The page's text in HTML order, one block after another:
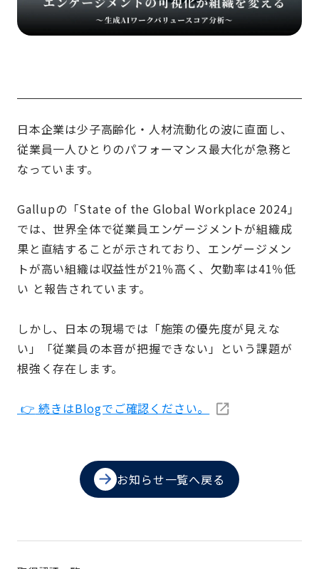
日本企業は少子高齢化・人材流動化の波に直面し、
従業員一人ひとりのパフォーマンス最大化が急務と
なっています。
Gallupの「State of the Global Workplace 2024」
では、世界全体で従業員エンゲージメントが組織成
果と直結することが示されており、エンゲージメン
トが高い組織は収益性が21％高く、欠勤率は41％低
い と報告されています。
しかし、日本の現場では「施策の優先度が見えな
い」「従業員の本音が把握できない」という課題が
根強く存在します。
👉 続きはBlogでご確認ください。
お知らせ一覧へ戻る